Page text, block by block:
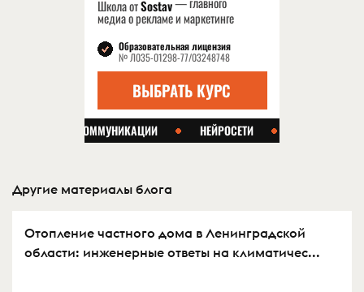
Другие материалы блога
Отопление частного дома в Ленинградской
области: инженерные ответы на климатичес...